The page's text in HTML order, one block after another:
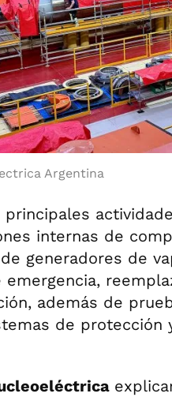
Argentina
principales
internas de
generadores de
emergencia,
además de
de protección